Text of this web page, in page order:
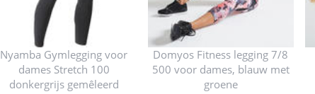
Nyamba Gymlegging voor
dames Stretch 100
donkergrijs gemêleerd
Domyos Fitness legging 7/8
500 voor dames, blauw met
groene